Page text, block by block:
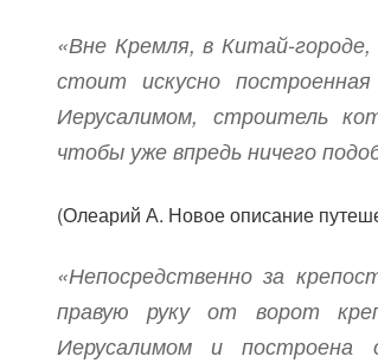
«Вне Кремля, в Китай-
стоит искусно
Иерусалимом, строитель
чтобы уже впредь ничего
(Олеарий А. Новое описание
«Непосредственно за
правую руку от ворот
Иерусалимом и построена